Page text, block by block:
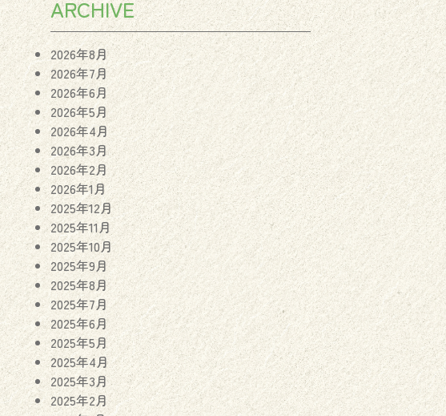
ARCHIVE
2026年8月
2026年7月
2026年6月
2026年5月
2026年4月
2026年3月
2026年2月
2026年1月
2025年12月
2025年11月
2025年10月
2025年9月
2025年8月
2025年7月
2025年6月
2025年5月
2025年4月
2025年3月
2025年2月